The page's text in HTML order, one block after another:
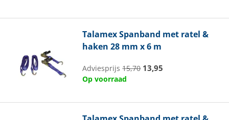
TalamexSpanband met ratel &
haken 28 mm x 6 m
Adviesprijs15,70 13,95
Op voorraad